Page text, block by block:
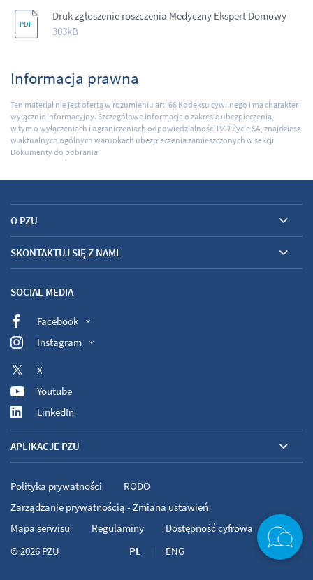
Druk zgłoszenie roszczenia Medyczny Ekspert Domowy
303kB
Informacja prawna
Ten materiał nie jest ofertą w rozumieniu art. 66 Kodeksu cywilnego i ma charakter
wyłącznie informacyjny. Szczegółowe informacje o zakresie ubezpieczenia,
w tym o wyłączeniach i ograniczeniach odpowiedzialności PZU Życie SA, znajdziesz
w aktualnych ogólnych warunkach ubezpieczenia zamieszczonych w sekcji
Dokumenty do pobrania.
O PZU
SKONTAKTUJ SIĘ Z NAMI
SOCIAL MEDIA
Facebook
Instagram
X
Youtube
LinkedIn
APLIKACJE PZU
PL ENG
Polityka prywatności
RODO
Zarządzanie prywatnością - Zmiana ustawień
Mapa serwisu
Regulaminy
Dostępność cyfrowa
© 2026 PZU